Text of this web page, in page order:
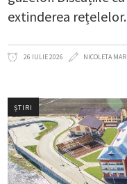
extinderea rețelelor
26 IULIE 2026 NICOLETA
ȘTIRI